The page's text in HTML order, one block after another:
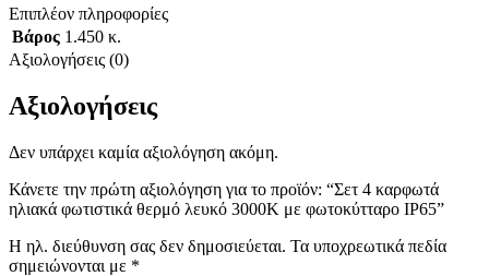
Επιπλέον πληροφορίες
Βάρος 1.450 κ.
Αξιολογήσεις (0)
Αξιολογήσεις
Δεν υπάρχει καμία αξιολόγηση ακόμη.
Κάνετε την πρώτη αξιολόγηση για το προϊόν: “Σετ 4 καρφωτά
ηλιακά φωτιστικά θερμό λευκό 3000K με φωτοκύτταρο IP65”
Η ηλ. διεύθυνση σας δεν δημοσιεύεται. Τα υποχρεωτικά πεδία
σημειώνονται με *